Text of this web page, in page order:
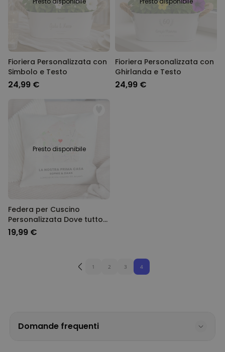
Fioriera Personalizzata con
Simbolo e Testo
24,99 €
Fioriera Personalizzata con
Ghirlanda e Testo
24,99 €
Presto disponibile
Federa per Cuscino
Personalizzata Dove tutto
ebbe inizio
19,99 €
1 2 3 4
Domande frequenti